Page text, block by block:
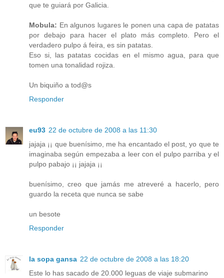
que te guiará por Galicia.
Mobula: En algunos lugares le ponen una capa de patatas
por debajo para hacer el plato más completo. Pero el
verdadero pulpo á feira, es sin patatas.
Eso si, las patatas cocidas en el mismo agua, para que
tomen una tonalidad rojiza.
Un biquiño a tod@s
Responder
eu93 22 de octubre de 2008 a las 11:30
jajaja ¡¡ que buenísimo, me ha encantado el post, yo que te
imaginaba según empezaba a leer con el pulpo parriba y el
pulpo pabajo ¡¡ jajaja ¡¡
buenísimo, creo que jamás me atreveré a hacerlo, pero
guardo la receta que nunca se sabe
un besote
Responder
la sopa gansa 22 de octubre de 2008 a las 18:20
Este lo has sacado de 20.000 leguas de viaje submarino